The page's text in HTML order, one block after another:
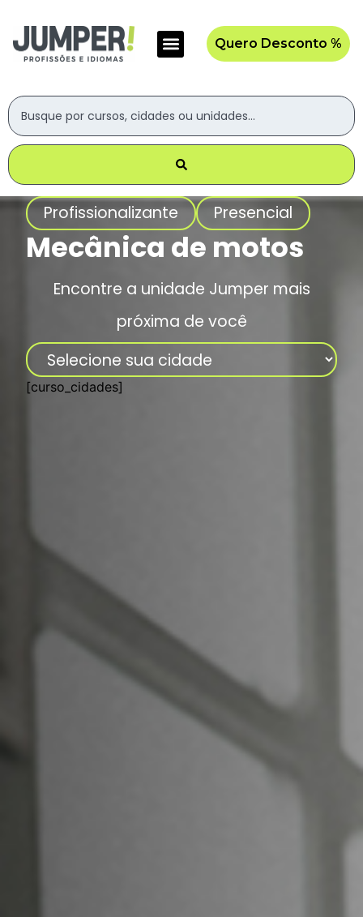
Quero Desconto %
Profissionalizante Presencial
Mecânica de motos
Encontre a unidade Jumper mais
próxima de você
[curso_cidades]